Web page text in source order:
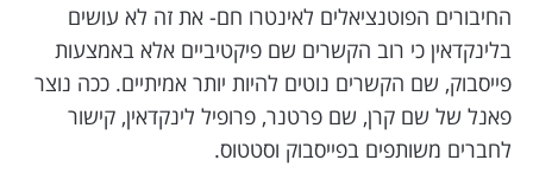
החיבורים הפוטנציאלים לאינטרו חם- את זה לא עושים
בלינקדאין כי רוב הקשרים שם פיקטיביים אלא באמצעות
פייסבוק, שם הקשרים נוטים להיות יותר אמיתיים. ככה נוצר
פאנל של שם קרן, שם פרטנר, פרופיל לינקדאין, קישור
לחברים משותפים בפייסבוק וסטטוס.